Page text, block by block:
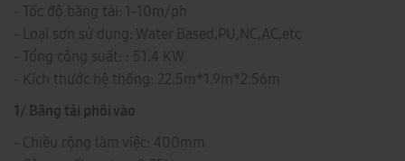
- Tốc độ băng tải: 1-10m/ph
- Loại sơn sử dụng: Water Based,PU,NC,AC,etc
- Tổng công suất: : 51.4 KW
- Kích thước hệ thống: 22.5m*1.9m*2.56m
1/ Băng tải phôi vào
- Chiều rộng làm việc: 400mm